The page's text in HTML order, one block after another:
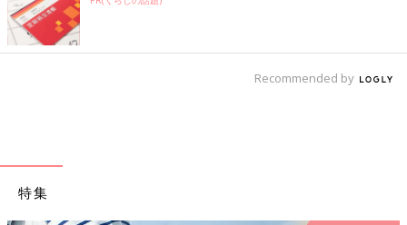
スな化粧水ミスト。温泉水に天然由来の保水・保護・収れん成分
を組み合わせて、さらに天然ハーブをブレンドした気分までリフ
レッシュできる化粧水です。コンパクトなので持ち歩いてUVケ
Recommended by
特集